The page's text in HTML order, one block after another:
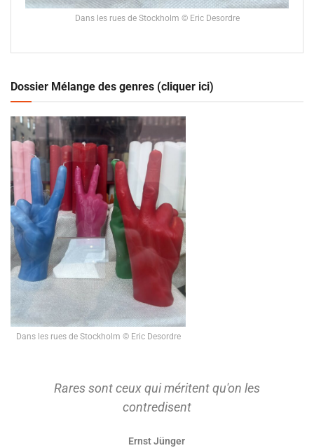
Dans les rues de Stockholm © Eric Desordre
Dossier Mélange des genres (cliquer ici)
Dans les rues de Stockholm © Eric Desordre
Rares sont ceux qui méritent qu'on les
contredisent
Ernst Jünger